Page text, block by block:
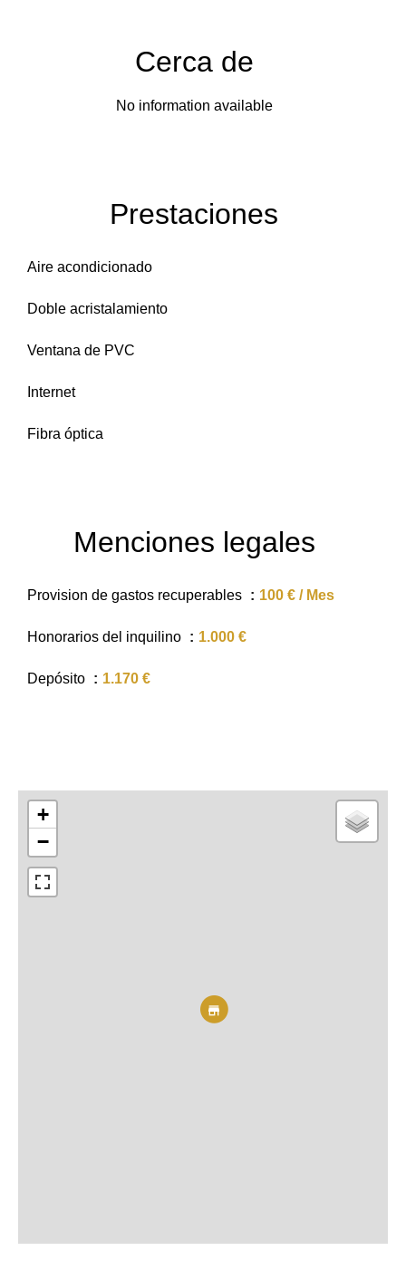
Cerca de
No information available
Prestaciones
Aire acondicionado
Doble acristalamiento
Ventana de PVC
Internet
Fibra óptica
Menciones legales
Provision de gastos recuperables 100 € / Mes
Honorarios del inquilino 1.000 €
Depósito 1.170 €
+
−